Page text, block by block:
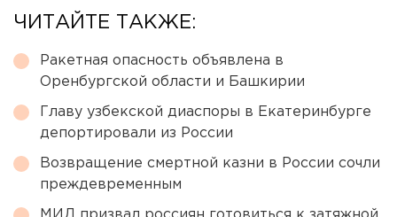
ЧИТАЙТЕ ТАКЖЕ:
Ракетная опасность объявлена в
Оренбургской области и Башкирии
Главу узбекской диаспоры в Екатеринбурге
депортировали из России
Возвращение смертной казни в России сочли
преждевременным